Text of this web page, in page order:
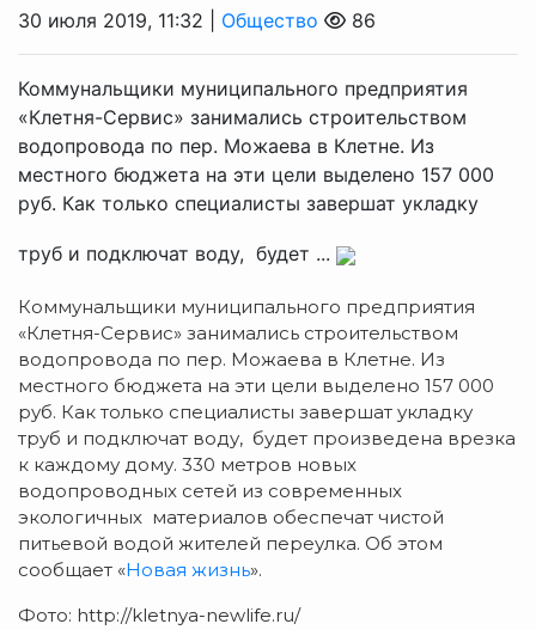
30 июля 2019, 11:32 | Общество 86
Коммунальщики муниципального предприятия
«Клетня-Сервис» занимались строительством
водопровода по пер. Можаева в Клетне. Из
местного бюджета на эти цели выделено 157 000
руб. Как только специалисты завершат укладку
труб и подключат воду, будет ...
Коммунальщики муниципального предприятия
«Клетня-Сервис» занимались строительством
водопровода по пер. Можаева в Клетне. Из
местного бюджета на эти цели выделено 157 000
руб. Как только специалисты завершат укладку
труб и подключат воду, будет произведена врезка
к каждому дому. 330 метров новых
водопроводных сетей из современных
экологичных материалов обеспечат чистой
питьевой водой жителей переулка. Об этом
сообщает «Новая жизнь».
Фото: http://kletnya-newlife.ru/